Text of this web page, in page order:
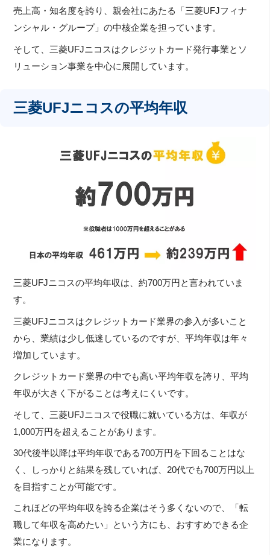
売上高・知名度を誇り、親会社にあたる「三菱UFJフィナ
ンシャル・グループ」の中核企業を担っています。
そして、三菱UFJニコスはクレジットカード発行事業とソ
リューション事業を中心に展開しています。
三菱UFJニコスの平均年収
三菱UFJニコスの平均年収は、約700万円と言われていま
す。
三菱UFJニコスはクレジットカード業界の参入が多いこと
から、業績は少し低迷しているのですが、平均年収は年々
増加しています。
クレジットカード業界の中でも高い平均年収を誇り、平均
年収が大きく下がることは考えにくいです。
そして、三菱UFJニコスで役職に就いている方は、年収が
1,000万円を超えることがあります。
30代後半以降は平均年収である700万円を下回ることはな
く、しっかりと結果を残していれば、20代でも700万円以上
を目指すことが可能です。
これほどの平均年収を誇る企業はそう多くないので、「転
職して年収を高めたい」という方にも、おすすめできる企
業になります。